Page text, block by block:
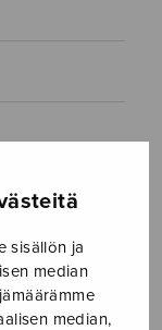
sisällön ja
median
median,